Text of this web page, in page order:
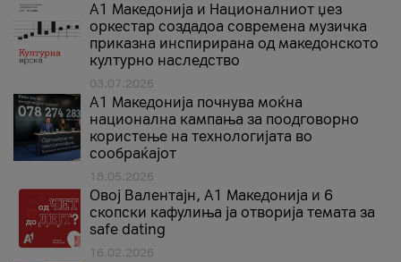
А1 Македонија и Националниот џез
оркестар создадоа современа музичка
приказна инспирирана од македонското
културно наследство
03.07.2026
A1 Македонија почнува моќна
национална кампања за поодговорно
користење на технологијата во
сообраќајот
18.05.2026
Овој Валентајн, A1 Македонија и 6
скопски кафулиња ја отворија темата за
safe dating
16.02.2026